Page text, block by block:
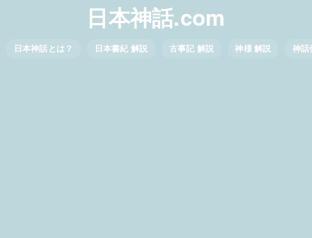
日本神話.com
日本神話とは？ 日本書紀 解説 古事記 解説 神様 解説 神話